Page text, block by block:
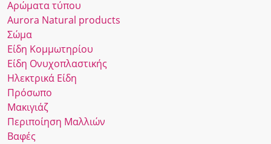
Αρώματα τύπου
Αurora Νatural products
Σώμα
Είδη Κομμωτηρίου
Είδη Ονυχοπλαστικής
Ηλεκτρικά Είδη
Πρόσωπο
Μακιγιάζ
Περιποίηση Μαλλιών
Βαφές